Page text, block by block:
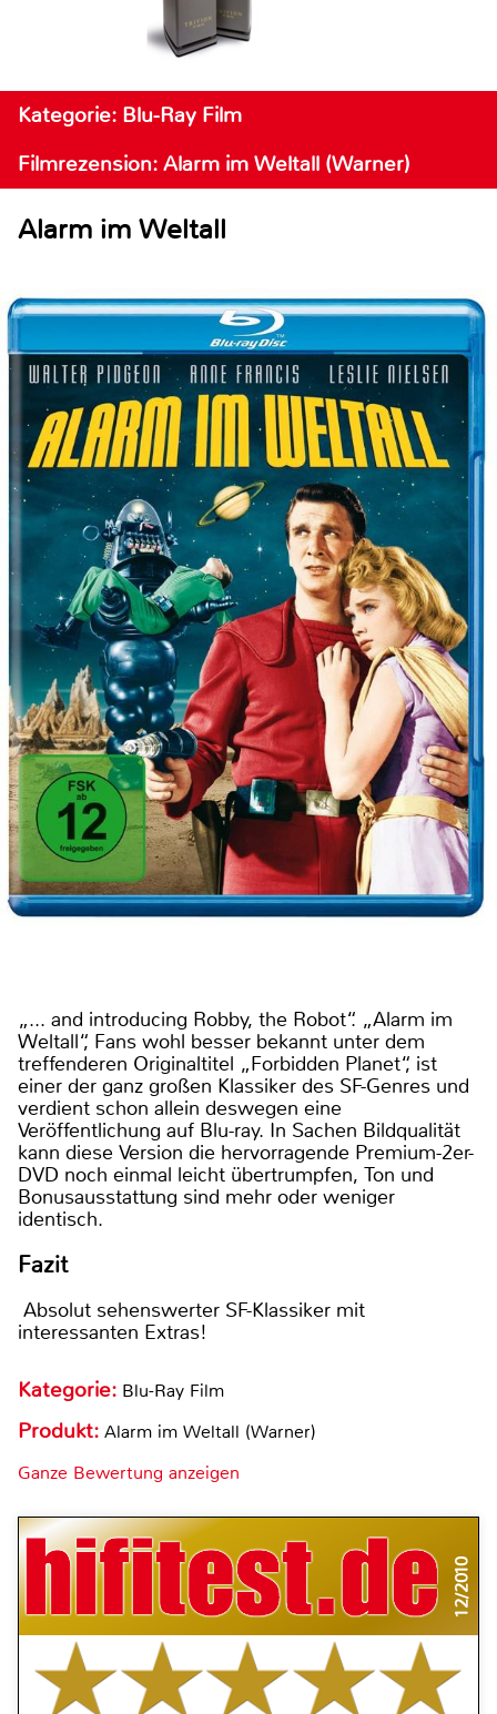
Kategorie: Blu-Ray Film
Filmrezension: Alarm im Weltall (Warner)
Alarm im Weltall
„... and introducing Robby, the Robot“. „Alarm im
Weltall“, Fans wohl besser bekannt unter dem
treffenderen Originaltitel „Forbidden Planet“, ist
einer der ganz großen Klassiker des SF-Genres und
verdient schon allein deswegen eine
Veröffentlichung auf Blu-ray. In Sachen Bildqualität
kann diese Version die hervorragende Premium-2er-
DVD noch einmal leicht übertrumpfen, Ton und
Bonusausstattung sind mehr oder weniger
identisch.
Fazit
Absolut sehenswerter SF-Klassiker mit
interessanten Extras!
Kategorie: Blu-Ray Film
Produkt: Alarm im Weltall (Warner)
Ganze Bewertung anzeigen
12/2010